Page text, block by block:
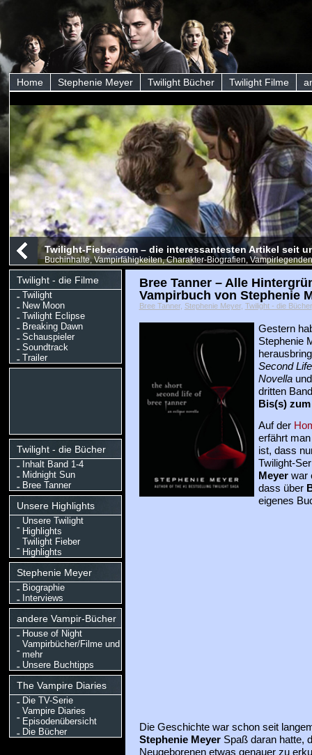
Home Stephenie Meyer Twilight Bücher Twilight Filme
Twilight-Fieber.com – die interessantesten Artikel seit
Buchinhalte, Vampirfähigkeiten, Charakter-Biografien,
Twilight - die Filme
Twilight
New Moon
Twilight Eclipse
Breaking Dawn
Schauspieler
Soundtrack
Trailer
Twilight - die Bücher
Inhalt Band 1-4
Midnight Sun
Bree Tanner
Unsere Highlights
Unsere Twilight
Highlights
Twilight Fieber
Highlights
Stephenie Meyer
Biographie
Interviews
andere Vampir-Bücher
House of Night
Vampirbücher/Filme und
mehr
Unsere Buchtipps
The Vampire Diaries
Die TV-Serie
Vampire Diaries
Episodenübersicht
Die Bücher
Bree Tanner – Alle
Vampirbuch von Stephenie
Bree Tanner, Stephenie Meyer, Twilight - die Bücher
Gestern
Stephenie
Second
Novellaund
dritten
Bis(s)
Auf der
erfährt
ist, dass
Twilight-
Meyerwar
dass über
eigenes
Die Geschichte war schon seit
Stephenie MeyerSpaß daran hatte,
Neugeborenen etwas genauer zu